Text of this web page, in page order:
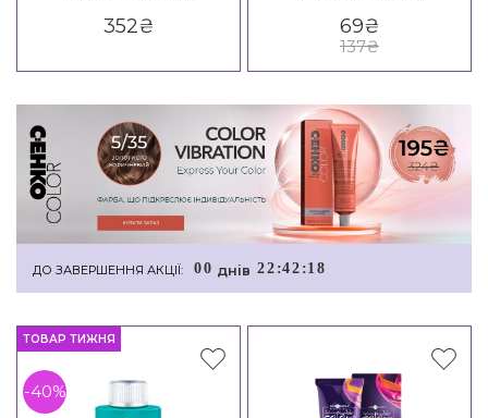
352₴ 69₴
137₴
ДО ЗАВЕРШЕННЯ АКЦІЇ: 00 днiв 22 :42 :17
ТОВАР ТИЖНЯ
-40%